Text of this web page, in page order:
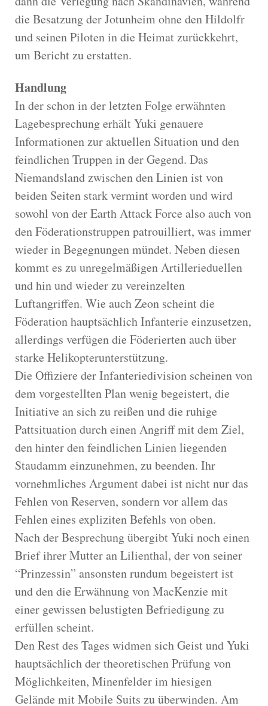
die Besatzung der Jotunheim ohne den Hildolfr
und seinen Piloten in die Heimat zurückkehrt,
um Bericht zu erstatten.
Handlung
In der schon in der letzten Folge erwähnten
Lagebesprechung erhält Yuki genauere
Informationen zur aktuellen Situation und den
feindlichen Truppen in der Gegend. Das
Niemandsland zwischen den Linien ist von
beiden Seiten stark vermint worden und wird
sowohl von der Earth Attack Force also auch von
den Föderationstruppen patrouilliert, was immer
wieder in Begegnungen mündet. Neben diesen
kommt es zu unregelmäßigen Artillerieduellen
und hin und wieder zu vereinzelten
Luftangriffen. Wie auch Zeon scheint die
Föderation hauptsächlich Infanterie einzusetzen,
allerdings verfügen die Föderierten auch über
starke Helikopterunterstützung.
Die Offiziere der Infanteriedivision scheinen von
dem vorgestellten Plan wenig begeistert, die
Initiative an sich zu reißen und die ruhige
Pattsituation durch einen Angriff mit dem Ziel,
den hinter den feindlichen Linien liegenden
Staudamm einzunehmen, zu beenden. Ihr
vornehmliches Argument dabei ist nicht nur das
Fehlen von Reserven, sondern vor allem das
Fehlen eines expliziten Befehls von oben.
Nach der Besprechung übergibt Yuki noch einen
Brief ihrer Mutter an Lilienthal, der von seiner
“Prinzessin” ansonsten rundum begeistert ist
und den die Erwähnung von MacKenzie mit
einer gewissen belustigten Befriedigung zu
erfüllen scheint.
Den Rest des Tages widmen sich Geist und Yuki
hauptsächlich der theoretischen Prüfung von
Möglichkeiten, Minenfelder im hiesigen
Gelände mit Mobile Suits zu überwinden. Am